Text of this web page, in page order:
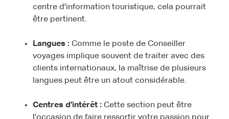
centre d'information touristique, cela pourrait
être pertinent.
Langues : Comme le poste de Conseiller
voyages implique souvent de traiter avec des
clients internationaux, la maîtrise de plusieurs
langues peut être un atout considérable.
Centres d'intérêt : Cette section peut être